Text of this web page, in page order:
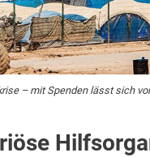
– mit Spenden lässt sich